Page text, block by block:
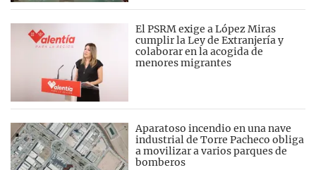
El PSRM exige a López Miras
cumplir la Ley de Extranjería y
colaborar en la acogida de
menores migrantes
Aparatoso incendio en una nave
industrial de Torre Pacheco obliga
a movilizar a varios parques de
bomberos